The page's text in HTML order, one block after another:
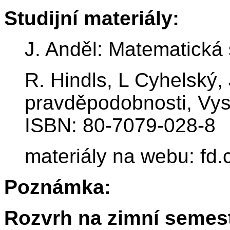
Studijní materiály:
J. Anděl:
R. Hindls, L
pravděpodobnosti,
ISBN: 80-7079-028-8
materiály na webu:
Poznámka:
Rozvrh na zimní